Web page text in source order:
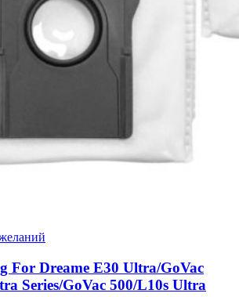
For Dreame E30 Ultra/GoVac
Series/GoVac 500/L10s Ultra